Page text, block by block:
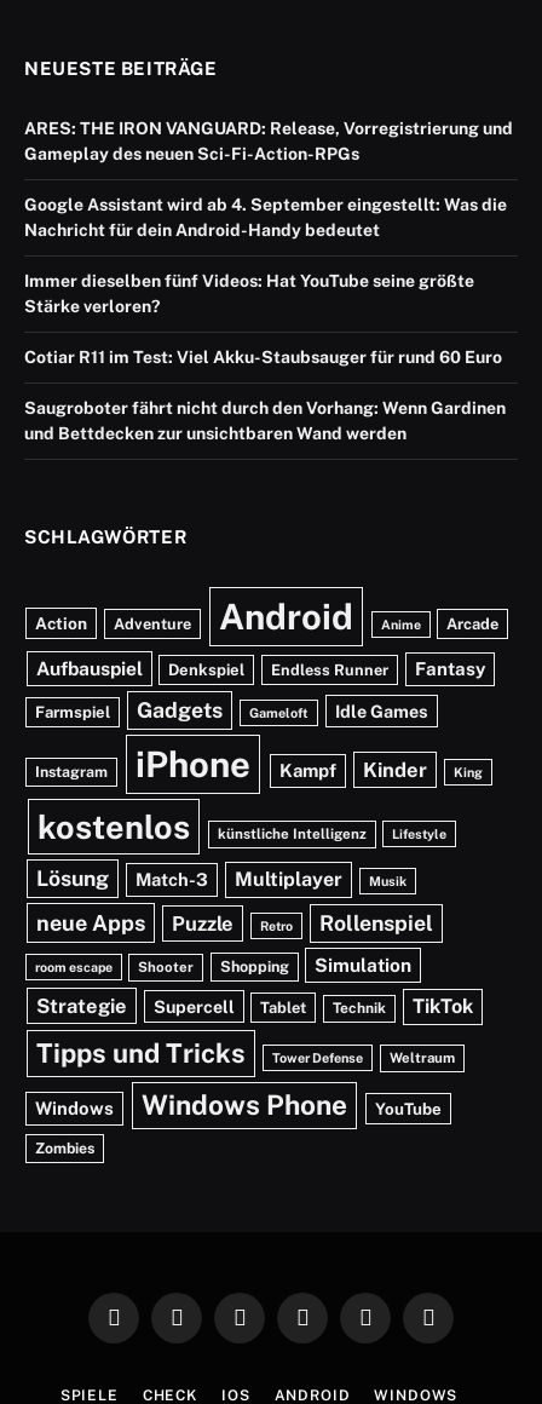
NEUESTE BEITRÄGE
ARES: THE IRON VANGUARD: Release, Vorregistrierung und
Gameplay des neuen Sci-Fi-Action-RPGs
Google Assistant wird ab 4. September eingestellt: Was die
Nachricht für dein Android-Handy bedeutet
Immer dieselben fünf Videos: Hat YouTube seine größte
Stärke verloren?
Cotiar R11 im Test: Viel Akku-Staubsauger für rund 60 Euro
Saugroboter fährt nicht durch den Vorhang: Wenn Gardinen
und Bettdecken zur unsichtbaren Wand werden
SCHLAGWÖRTER
Action Adventure Android Anime Arcade
Aufbauspiel Denkspiel Endless Runner Fantasy
Farmspiel Gadgets Gameloft Idle Games
Instagram iPhone Kampf Kinder King
kostenlos künstliche Intelligenz Lifestyle
Lösung Match-3 Multiplayer Musik
neue Apps Puzzle Retro Rollenspiel
room escape Shooter Shopping Simulation
Strategie Supercell Tablet Technik TikTok
Tipps und Tricks Tower Defense Weltraum
Windows Windows Phone YouTube
Zombies
Facebook
X
TikTok RSS InstagramYouTube
SPIELE CHECK IOS ANDROID WINDOWS